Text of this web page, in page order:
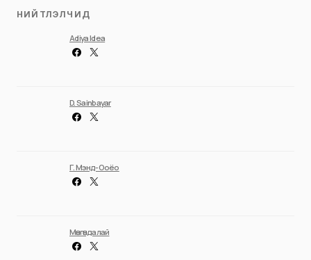
НИЙТЛЭЛЧИД
Adiya Idea
D. Sainbayar
Г. Мэнд-Ооёо
Мөнгөндалай